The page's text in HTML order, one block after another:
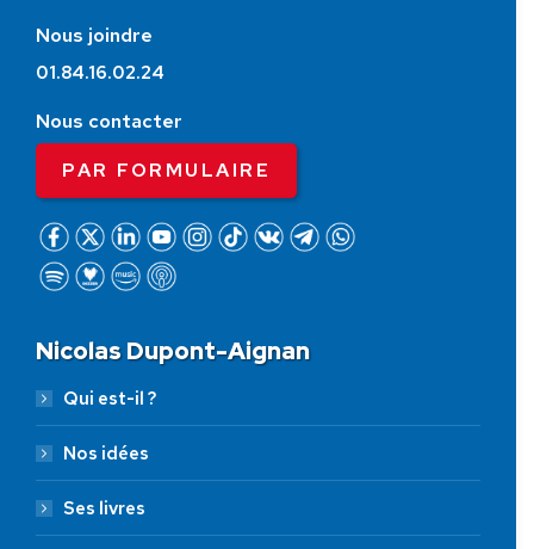
Nous joindre
01.84.16.02.24
Nous contacter
PAR FORMULAIRE
Nicolas Dupont-Aignan
Qui est-il ?
Nos idées
Ses livres